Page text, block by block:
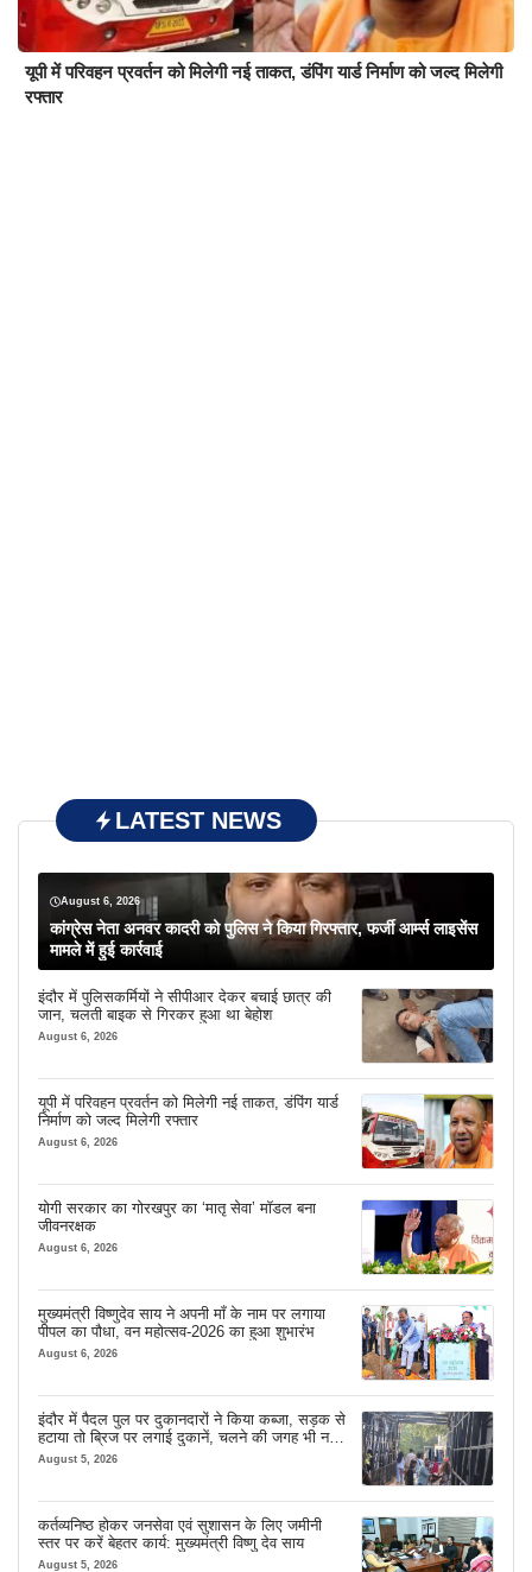
यूपी में परिवहन प्रवर्तन को मिलेगी नई ताकत, डंपिंग यार्ड निर्माण को जल्द मिलेगी
रफ्तार
LATEST NEWS
August 6, 2026
कांग्रेस नेता अनवर कादरी को पुलिस ने किया गिरफ्तार, फर्जी आर्म्स लाइसेंस
मामले में हुई कार्रवाई
इंदौर में पुलिसकर्मियों ने सीपीआर देकर बचाई छात्र की
जान, चलती बाइक से गिरकर हुआ था बेहोश
August 6, 2026
यूपी में परिवहन प्रवर्तन को मिलेगी नई ताकत, डंपिंग यार्ड
निर्माण को जल्द मिलेगी रफ्तार
August 6, 2026
योगी सरकार का गोरखपुर का ‘मातृ सेवा’ मॉडल बना
जीवनरक्षक
August 6, 2026
मुख्यमंत्री विष्णुदेव साय ने अपनी माँ के नाम पर लगाया
पीपल का पौधा, वन महोत्सव-2026 का हुआ शुभारंभ
August 6, 2026
इंदौर में पैदल पुल पर दुकानदारों ने किया कब्जा, सड़क से
हटाया तो ब्रिज पर लगाई दुकानें, चलने की जगह भी नहीं
मिल रही
August 5, 2026
कर्तव्यनिष्ठ होकर जनसेवा एवं सुशासन के लिए जमीनी
स्तर पर करें बेहतर कार्य: मुख्यमंत्री विष्णु देव साय
August 5, 2026